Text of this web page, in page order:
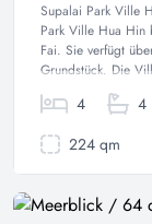
Supalai Park Ville
Park Ville Hua Hin
Fai. Sie verfügt
Grundstück. Die
4 4
224 qm